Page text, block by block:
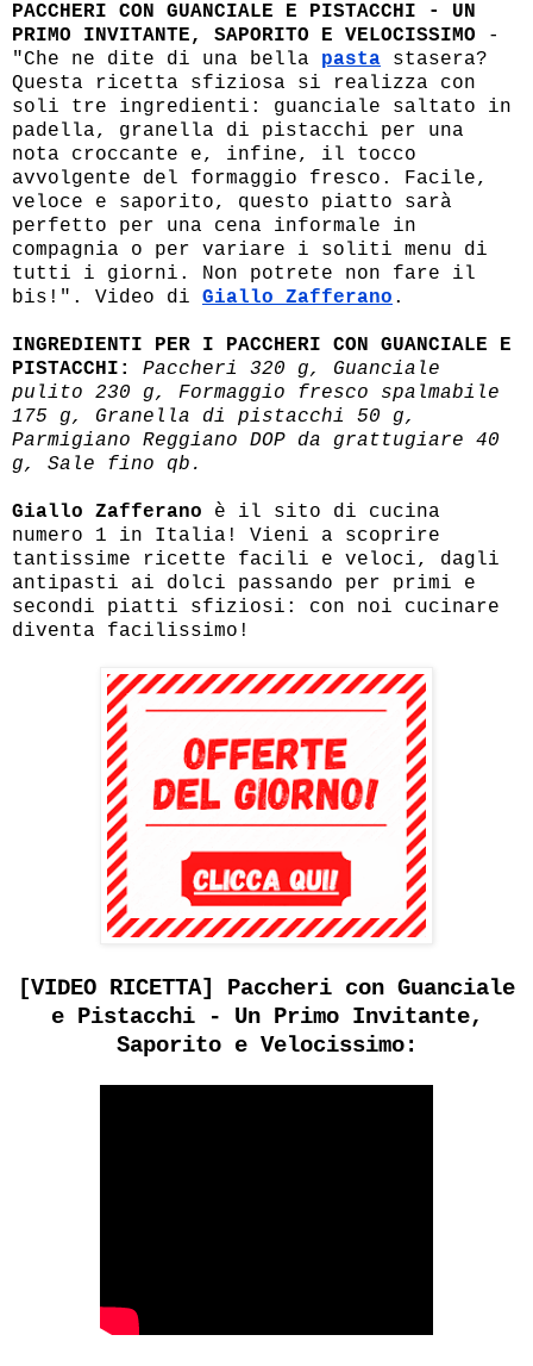
PACCHERI CON GUANCIALE E PISTACCHI - UN
PRIMO INVITANTE, SAPORITO E VELOCISSIMO -
"Che ne dite di una bella pasta stasera?
Questa ricetta sfiziosa si realizza con
soli tre ingredienti: guanciale saltato in
padella, granella di pistacchi per una
nota croccante e, infine, il tocco
avvolgente del formaggio fresco. Facile,
veloce e saporito, questo piatto sarà
perfetto per una cena informale in
compagnia o per variare i soliti menu di
tutti i giorni. Non potrete non fare il
bis!". Video di Giallo Zafferano .
INGREDIENTI PER I PACCHERI CON GUANCIALE E
PISTACCHI:
Paccheri 320 g, Guanciale
pulito 230 g, Formaggio fresco spalmabile
175 g, Granella di pistacchi 50 g,
Parmigiano Reggiano DOP da grattugiare 40
g, Sale fino qb.
Giallo Zafferano è il sito di cucina
numero 1 in Italia! Vieni a scoprire
tantissime ricette facili e veloci, dagli
antipasti ai dolci passando per primi e
secondi piatti sfiziosi: con noi cucinare
diventa facilissimo!
[VIDEO RICETTA] Paccheri con Guanciale
e Pistacchi - Un Primo Invitante,
Saporito e Velocissimo: